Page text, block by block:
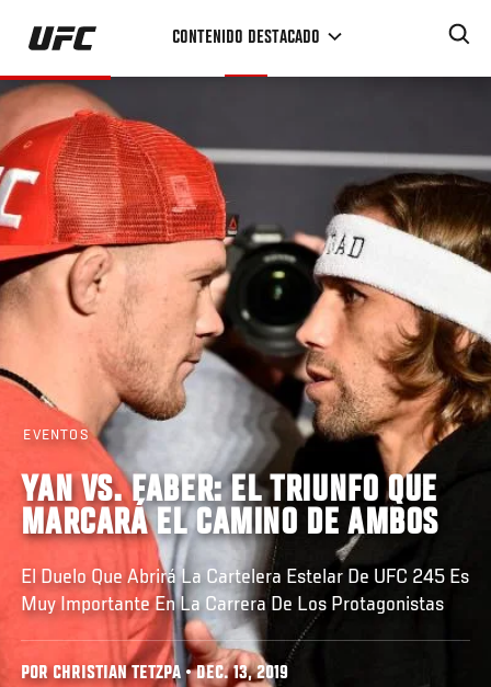
Pasar
contenido
principal
CONTENIDO DESTACADO
EVENTOS
YAN VS. FABER: EL TRIUNFO QUE
MARCARÁ EL CAMINO DE AMBOS
El Duelo Que Abrirá La Cartelera Estelar De UFC 245 Es
Muy Importante En La Carrera De Los Protagonistas
POR CHRISTIAN TETZPA • DEC. 13, 2019